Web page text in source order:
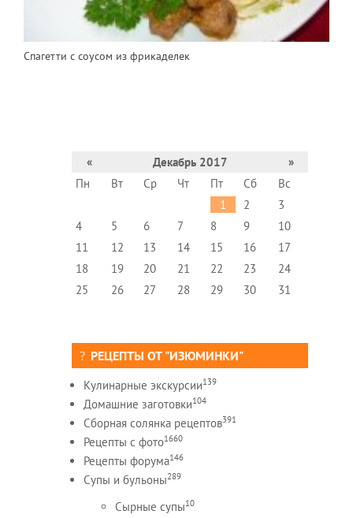
Спагетти с соусом из фрикаделек
« Декабрь 2017
»
Пн
Вт Ср Чт Пт Сб
Вс
1
2
3
4
5 6 7 8 9
10
11
12 13 14 15 16
17
18
19 20 21 22 23
24
25
26 27 28 29 30 31
РЕЦЕПТЫ ОТ "ИЗЮМИНКИ"
Кулинарные экскурсии139
Домашние заготовки104
Сборная солянка рецептов391
Рецепты c фото1660
Рецепты форума146
Супы и бульоны289
Сырные супы10